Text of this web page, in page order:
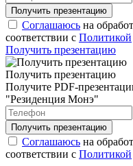
Соглашаюсь на
соответствии с Политикой
Получить презентацию
Получить презентацию
Получите PDF-
"Резиденция Монэ"
Соглашаюсь на
соответствии с Политикой